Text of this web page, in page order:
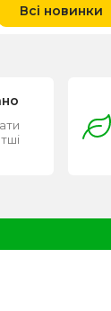
Всі новинки